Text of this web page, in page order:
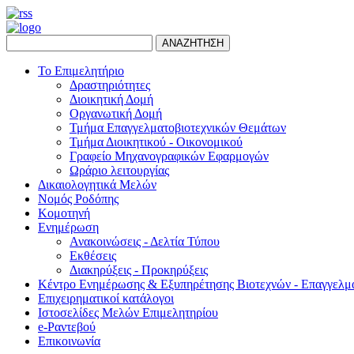
ΑΝΑΖΗΤΗΣΗ
Το Επιμελητήριο
Δραστηριότητες
Διοικητική Δομή
Οργανωτική Δομή
Τμήμα Επαγγελματοβιοτεχνικών Θεμάτων
Τμήμα Διοικητικού - Οικονομικού
Γραφείο Μηχανογραφικών Εφαρμογών
Ωράριο λειτουργίας
Δικαιολογητικά Μελών
Νομός Ροδόπης
Κομοτηνή
Ενημέρωση
Ανακοινώσεις - Δελτία Τύπου
Εκθέσεις
Διακηρύξεις - Προκηρύξεις
Κέντρο Ενημέρωσης & Εξυπηρέτησης Βιοτεχνών -
Επιχειρηματικοί κατάλογοι
Ιστοσελίδες Μελών Επιμελητηρίου
e-Ραντεβού
Επικοινωνία